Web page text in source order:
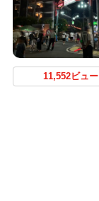
11,552ビュー